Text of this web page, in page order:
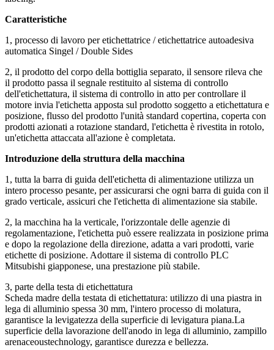
Caratteristiche
1, processo di lavoro per etichettatrice / etichettatrice autoadesiva
automatica Singel / Double Sides
2, il prodotto del corpo della bottiglia separato, il sensore rileva che
il prodotto passa il segnale restituito al sistema di controllo
dell'etichettatura, il sistema di controllo in atto per controllare il
motore invia l'etichetta apposta sul prodotto soggetto a etichettatura e
posizione, flusso del prodotto l'unità standard copertina, coperta con
prodotti azionati a rotazione standard, l'etichetta è rivestita in rotolo,
un'etichetta attaccata all'azione è completata.
Introduzione della struttura della macchina
1, tutta la barra di guida dell'etichetta di alimentazione utilizza un
intero processo pesante, per assicurarsi che ogni barra di guida con il
grado verticale, assicuri che l'etichetta di alimentazione sia stabile.
2, la macchina ha la verticale, l'orizzontale delle agenzie di
regolamentazione, l'etichetta può essere realizzata in posizione prima
e dopo la regolazione della direzione, adatta a vari prodotti, varie
etichette di posizione. Adottare il sistema di controllo PLC
Mitsubishi giapponese, una prestazione più stabile.
3, parte della testa di etichettatura
Scheda madre della testata di etichettatura: utilizzo di una piastra in
lega di alluminio spessa 30 mm, l'intero processo di molatura,
garantisce la levigatezza della superficie di levigatura piana.La
superficie della lavorazione dell'anodo in lega di alluminio, zampillo
arenaceoustechnology, garantisce durezza e bellezza.